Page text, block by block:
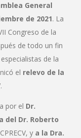
General
de 2021. La
Congreso de la
de todo un fin
de la
el relevo de la
.
por el Dr.
del Dr. Roberto
y a la Dra.